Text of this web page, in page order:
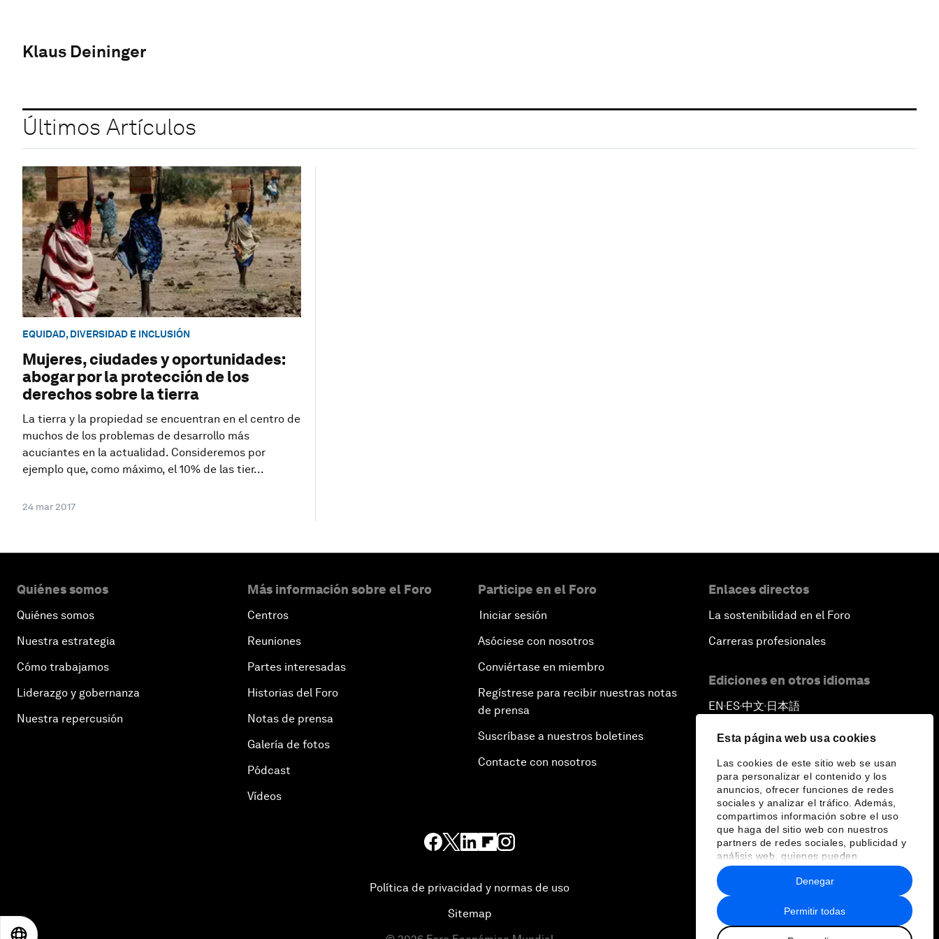
Esta página web usa cookies
Las cookies de este sitio web se usan
para personalizar el contenido y los
anuncios, ofrecer funciones de redes
sociales y analizar el tráfico. Además,
compartimos información sobre el uso
que haga del sitio web con nuestros
partners de redes sociales, publicidad y
análisis web, quienes pueden
combinarla con otra información que les
haya proporcionado o que hayan
recopilado a partir del uso que haya
hecho de sus servicios.
Permitir todas
Denegar
Klaus Deininger
Últimos Artículos
EQUIDAD, DIVERSIDAD E INCLUSIÓN
Mujeres, ciudades y oportunidades:
abogar por la protección de los
derechos sobre la tierra
La tierra y la propiedad se encuentran en el centro de
muchos de los problemas de desarrollo más
acuciantes en la actualidad. Consideremos por
ejemplo que, como máximo, el 10% de las tier...
24 mar 2017
Quiénes somos
Quiénes somos
Nuestra estrategia
Cómo trabajamos
Liderazgo y gobernanza
Nuestra repercusión
Más información sobre el Foro
Centros
Reuniones
Partes interesadas
Historias del Foro
Notas de prensa
Galería de fotos
Pódcast
Vídeos
Participe en el Foro
Iniciar sesión
Asóciese con nosotros
Conviértase en miembro
Regístrese para recibir nuestras notas
de prensa
Suscríbase a nuestros boletines
Contacte con nosotros
Enlaces directos
La sostenibilidad en el Foro
Carreras profesionales
Ediciones en otros idiomas
EN ▪ ES▪中文▪ 日本語
Política de privacidad y normas de uso
Sitemap